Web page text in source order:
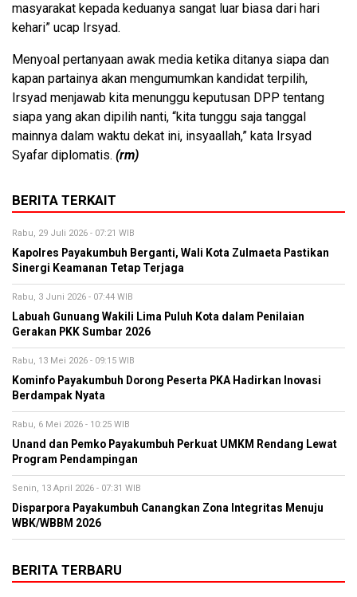
masyarakat kepada keduanya sangat luar biasa dari hari
kehari” ucap Irsyad.
Menyoal pertanyaan awak media ketika ditanya siapa dan
kapan partainya akan mengumumkan kandidat terpilih,
Irsyad menjawab kita menunggu keputusan DPP tentang
siapa yang akan dipilih nanti, “kita tunggu saja tanggal
mainnya dalam waktu dekat ini, insyaallah,” kata Irsyad
Syafar diplomatis. (rm)
BERITA TERKAIT
Rabu, 29 Juli 2026 - 07:21 WIB
Kapolres Payakumbuh Berganti, Wali Kota Zulmaeta Pastikan
Sinergi Keamanan Tetap Terjaga
Rabu, 3 Juni 2026 - 07:44 WIB
Labuah Gunuang Wakili Lima Puluh Kota dalam Penilaian
Gerakan PKK Sumbar 2026
Rabu, 13 Mei 2026 - 09:15 WIB
Kominfo Payakumbuh Dorong Peserta PKA Hadirkan Inovasi
Berdampak Nyata
Rabu, 6 Mei 2026 - 10:25 WIB
Unand dan Pemko Payakumbuh Perkuat UMKM Rendang Lewat
Program Pendampingan
Senin, 13 April 2026 - 07:31 WIB
Disparpora Payakumbuh Canangkan Zona Integritas Menuju
WBK/WBBM 2026
BERITA TERBARU